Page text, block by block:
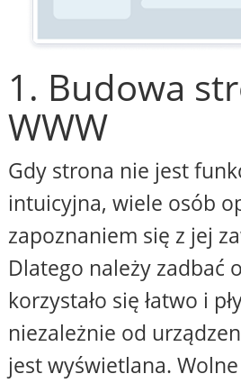
1. Budowa
WWW
Gdy strona nie jest
intuicyjna, wiele osób
zapoznaniem się z jej
Dlatego należy zadbać
korzystało się łatwo i
niezależnie od
jest wyświetlana. Wolne